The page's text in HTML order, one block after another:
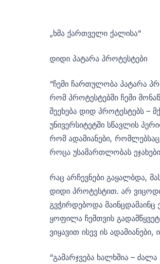
„ხმა ქართველი ქალისა“
დიდი პატარა პროტესტები
“ჩემი ჩართულობა პატარა
რომ პროტესტებში ჩემი
შეეხება დიდ პროტესტებს –
უნივერსიტეტში სწავლის
რომ ადამიანები, რომლებსაც
როცა უსამართლობას
რაც არჩევნები გაყალბდა,
დიდი პროტესტით. არ
გვჭირდებოდა
ყოფილა ჩემთვის
ვიყავით ისევ ის
“გამარჯვება ხალხშია –